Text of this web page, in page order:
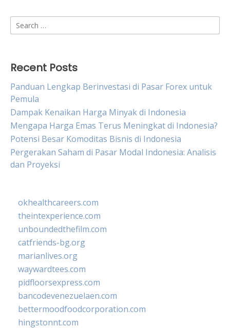
Search
for:
Recent Posts
Panduan Lengkap Berinvestasi di Pasar Forex untuk
Pemula
Dampak Kenaikan Harga Minyak di Indonesia
Mengapa Harga Emas Terus Meningkat di Indonesia?
Potensi Besar Komoditas Bisnis di Indonesia
Pergerakan Saham di Pasar Modal Indonesia: Analisis
dan Proyeksi
okhealthcareers.com
theintexperience.com
unboundedthefilm.com
catfriends-bg.org
marianlives.org
waywardtees.com
pidfloorsexpress.com
bancodevenezuelaen.com
bettermoodfoodcorporation.com
hingstonnt.com